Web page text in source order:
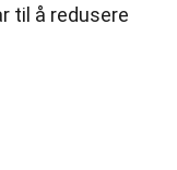
til å redusere